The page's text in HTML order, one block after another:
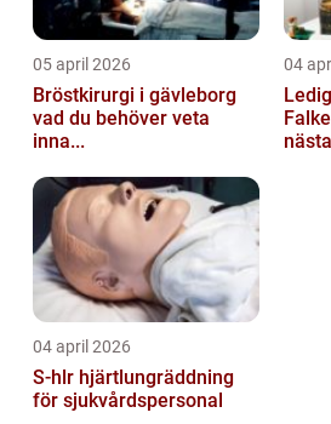
05 april 2026
Bröstkirurgi i gävleborg
vad du behöver veta
inna...
04
04 april 2026
S-hlr hjärtlungräddning
för sjukvårdspersonal